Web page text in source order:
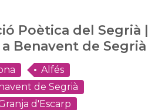
Poètica del Segrià |
Benavent de Segrià
Alfés
de Segrià
d'Escarp